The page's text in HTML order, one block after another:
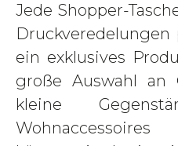
Jede Shopper-
Druckveredelungen
ein exklusives
große Auswahl an
kleine